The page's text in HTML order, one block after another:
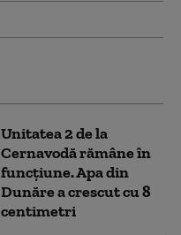
Unitatea 2 de la
Cernavodă rămâne în
funcțiune. Apa din
Dunăre a crescut cu 8
centimetri